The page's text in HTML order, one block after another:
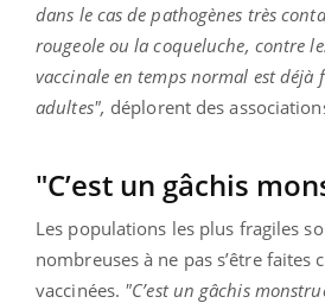
dans le cas de pathogènes très
rougeole ou la coqueluche, contre
vaccinale en temps normal est déjà
adultes", déplorent des
"C’est un gâchis
Les populations les plus fragiles
nombreuses à ne pas s’être faites
vaccinées. "C’est un gâchis